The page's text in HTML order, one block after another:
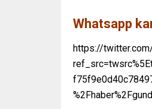
Whatsapp
https://